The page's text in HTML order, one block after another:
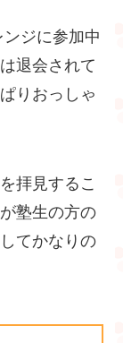
ジに参加中
退会されて
りおっしゃ
拝見するこ
塾生の方の
てかなりの